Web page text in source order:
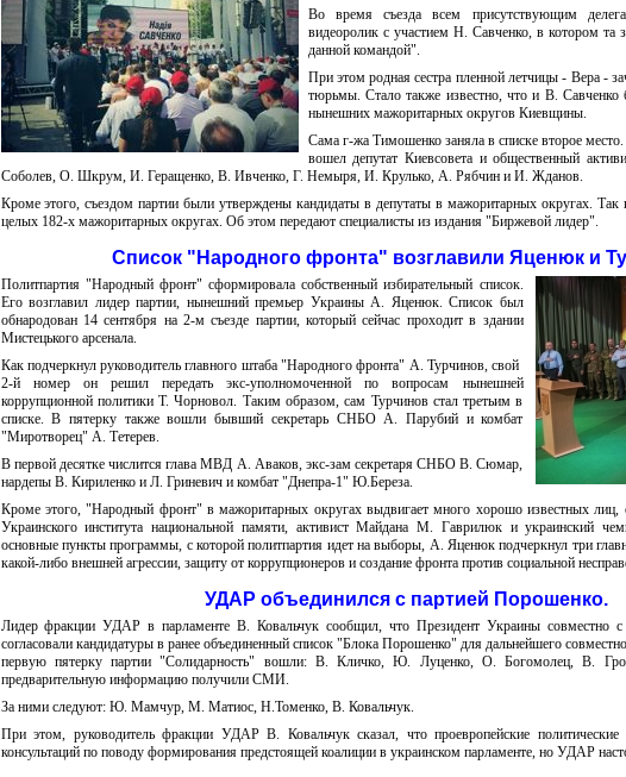
Во время съезда всем присутствующим
видеоролик с участием Н. Савченко, в котором та
данной командой".
При этом родная сестра пленной летчицы - Вера -
тюрьмы. Стало также известно, что и В. Савченко
нынешних мажоритарных округов Киевщины.
Сама г-жа Тимошенко заняла в списке второе
вошел депутат Киевсовета и общественный
Соболев, О. Шкрум, И. Геращенко, В. Ивченко, Г. Немыря, И. Крулько, А. Рябчин и И. Жданов.
Кроме этого, съездом партии были утверждены кандидаты в депутаты в мажоритарных округах.
целых 182-х мажоритарных округах. Об этом передают специалисты из издания "Биржевой лидер".
Список "Народного фронта" возглавили Яценюк и
Политпартия "Народный фронт" сформировала собственный ​​избирательный список.
Его возглавил лидер партии, нынешний премьер Украины А. Яценюк. Список был
обнародован 14 сентября на 2-м съезде партии, который сейчас проходит в здании
Мистецького арсенала.
Как подчеркнул руководитель главного штаба "Народного фронта" А. Турчинов, свой ​​
2-й номер он решил передать экс-уполномоченной по вопросам нынешней
коррупционной политики Т. Чорновол. Таким образом, сам Турчинов стал третьим в
списке. В пятерку также вошли бывший секретарь СНБО А. Парубий и комбат
"Миротворец" А. Тетерев.
В первой десятке числится глава МВД А. Аваков, экс-зам секретаря СНБО В. Сюмар,
нардепы В. Кириленко и Л. Гриневич и комбат "Днепра-1" Ю.Береза​​.
Кроме этого, "Народный фронт" в мажоритарных округах выдвигает много хорошо известных лиц,
Украинского института национальной памяти, активист Майдана М. Гаврилюк и украинский
основные пункты программы, с которой политпартия идет на выборы, А. Яценюк подчеркнул три
какой-либо внешней агрессии, защиту от коррупционеров и создание фронта против социальной
УДАР объединился с партией Порошенко.
Лидер фракции УДАР в парламенте В. Ковальчук сообщил, что Президент Украины совместно
согласовали кандидатуры в ранее объединенный список "Блока Порошенко" для дальнейшего
первую пятерку партии "Солидарность" вошли: В. Кличко, Ю. Луценко, О. Богомолец, В.
предварительную информацию получили СМИ.
За ними следуют: Ю. Мамчур, М. Матиос, Н.Томенко, В. Ковальчук.
При этом, руководитель фракции УДАР В. Ковальчук сказал, что проевропейские
консультаций по поводу формирования предстоящей коалиции в украинском парламенте, но УДАР